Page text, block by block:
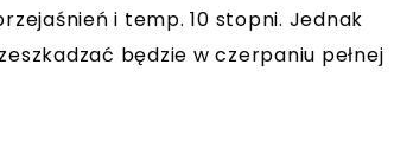
i temp. 10 stopni. Jednak
będzie w czerpaniu pełnej